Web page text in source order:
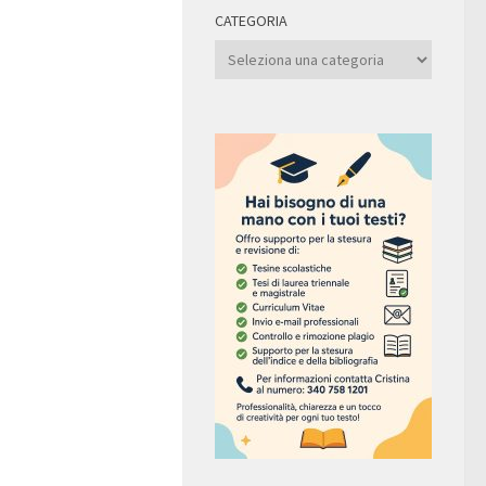
CATEGORIA
Categoria